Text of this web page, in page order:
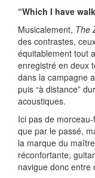
“Which I have
Musicalement, The
des contrastes,
équitablement tout
enregistré en deux
dans la campagne
puis “à distance”
acoustiques.
Ici pas de
que par le passé,
la marque du
réconfortante,
navigue donc entre